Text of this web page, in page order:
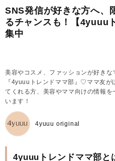
SNS発信が好きな方へ、
るチャンスも！【4yuuu
集中
美容やコスメ、ファッションが好き
『4yuuuトレンドママ部』♡ママ友が
てくれる方、美容やママ向けの情報
います！
4yuuu original
4yuuuトレンドママ部と